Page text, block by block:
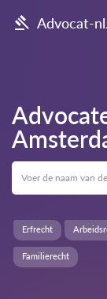
Advocat-
Familierecht
Erfrecht